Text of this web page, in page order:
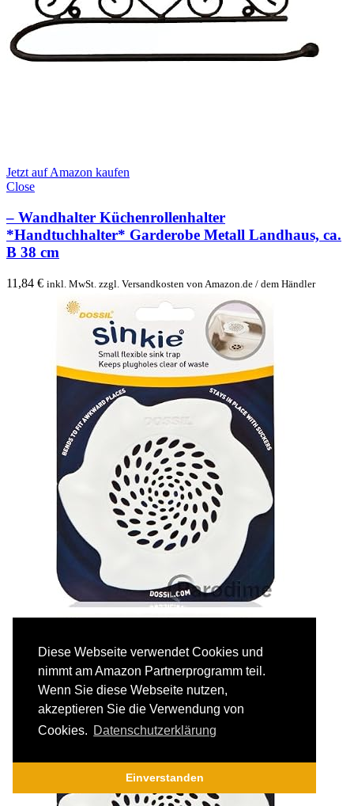
Diese Webseite verwendet Cookies und
nimmt am Amazon Partnerprogramm teil.
Wenn Sie diese Webseite nutzen,
akzeptieren Sie die Verwendung von
Cookies. Datenschutzerklärung
Einverstanden
Jetzt auf Amazon kaufen
Close
– Wandhalter Küchenrollenhalter
*Handtuchhalter* Garderobe Metall Landhaus, ca.
B 38 cm
11,84 € inkl. MwSt. zzgl. Versandkosten von Amazon.de / dem Händler